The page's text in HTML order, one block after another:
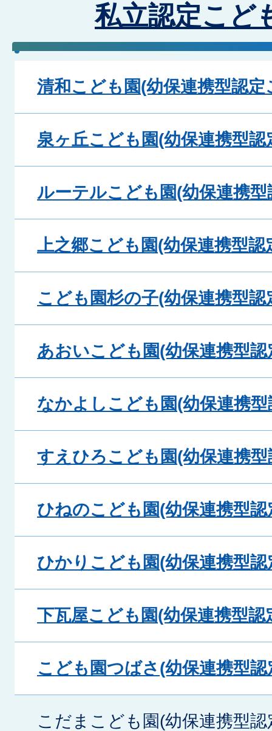
私立認定こど
清和こども園(幼保連携型認定
泉ヶ丘こども園(幼保連携型認
ルーテルこども園(幼保連携
上之郷こども園(幼保連携型認
こども園杉の子(幼保連携型
あおいこども園(幼保連携型
なかよしこども園(幼保連携
すえひろこども園(幼保連携
ひねのこども園(幼保連携型
ひかりこども園(幼保連携型
下瓦屋こども園(幼保連携型認
こども園つばさ(幼保連携型
こだまこども園(幼保連携型